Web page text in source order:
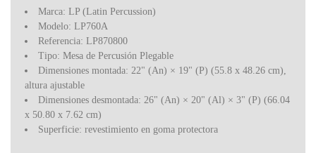
Marca: LP (Latin Percussion)
Modelo: LP760A
Referencia: LP870800
Tipo: Mesa de Percusión Plegable
Dimensiones montada: 22" (An) × 19" (P) (55.8 x 48.26 cm),
altura ajustable
Dimensiones desmontada: 26" (An) × 20" (Al) × 3" (P) (66.04
x 50.80 x 7.62 cm)
Superficie: revestimiento en goma protectora